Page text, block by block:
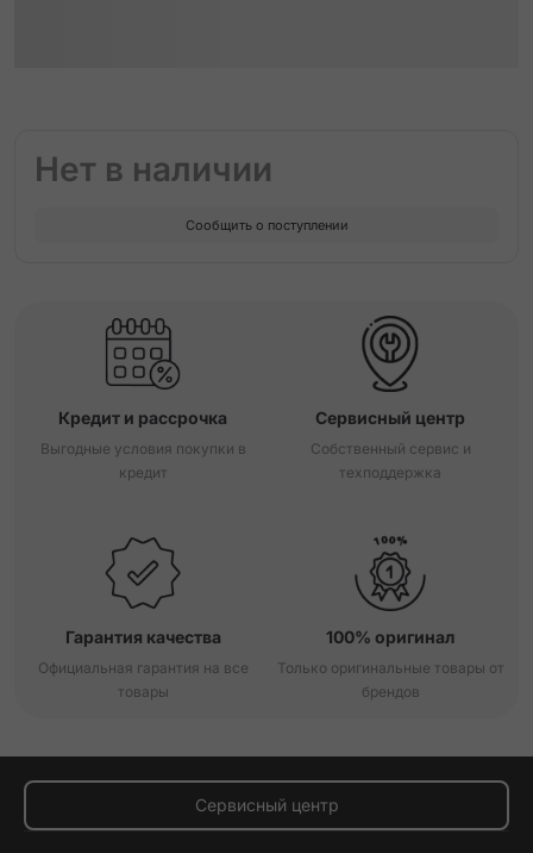
Нет в наличии
Сообщить о поступлении
Кредит и рассрочка
Выгодные условия покупки в
кредит
Сервисный центр
Собственный сервис и
техподдержка
Гарантия качества
Официальная гарантия на все
товары
100% оригинал
Только оригинальные товары от
брендов
Сервисный центр